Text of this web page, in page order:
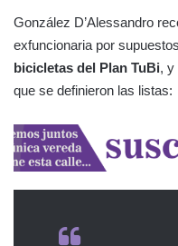
González D’Alessandro
exfuncionaria por supuestos
bicicletas del Plan TuBi, y
que se definieron las listas: